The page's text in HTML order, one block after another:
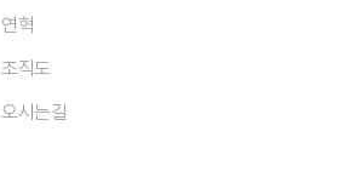
연혁
조직도
오시는길